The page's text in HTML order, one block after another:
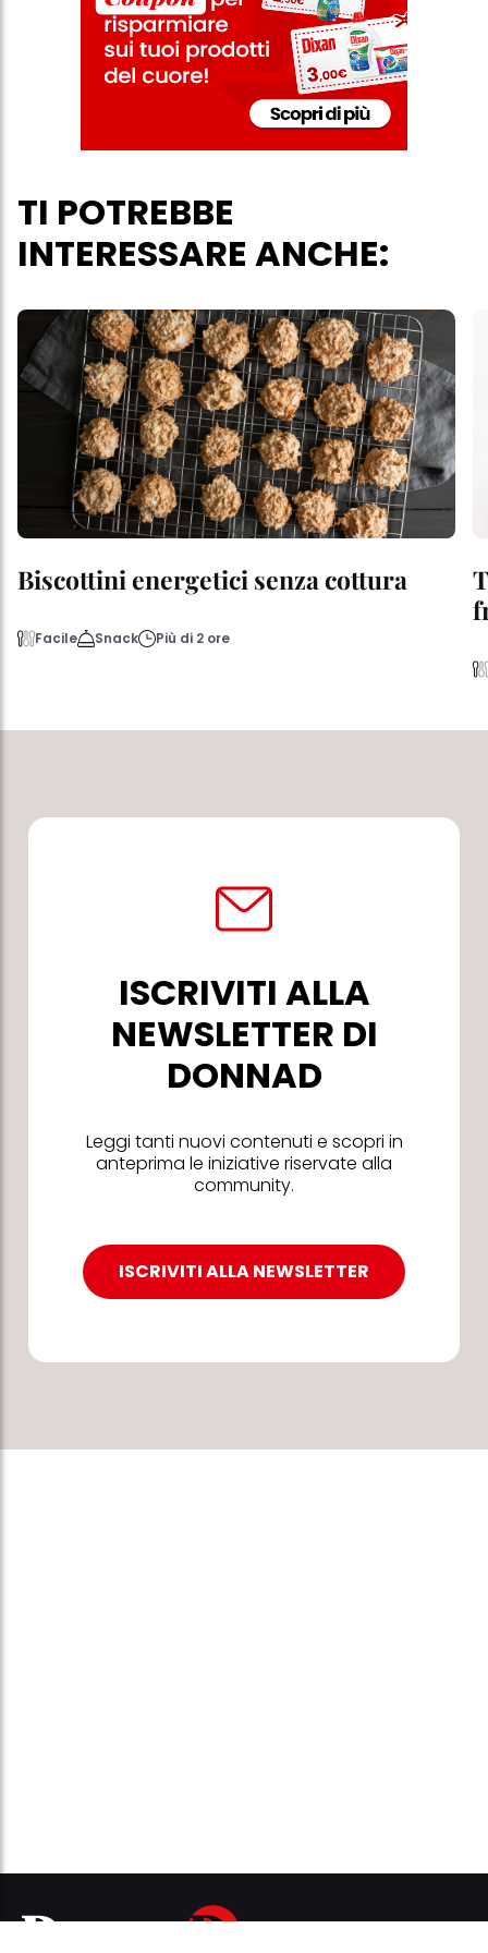
TI POTREBBE
INTERESSARE ANCHE:
Biscottini energetici senza cottura
Facile Snack Più di 2 ore
ISCRIVITI ALLA
NEWSLETTER DI
DONNAD
Leggi tanti nuovi contenuti e scopri in
anteprima le iniziative riservate alla
community.
ISCRIVITI ALLA NEWSLETTER
acconsenti all'uso dei cookie e al trattamento dei tuoi dati
personali per tutte le finalità sopra indicate. Se fai clic su "Rifiuta",
verranno utilizzati solo i cookie tecnicamente necessari per fornirti
questo sito web.